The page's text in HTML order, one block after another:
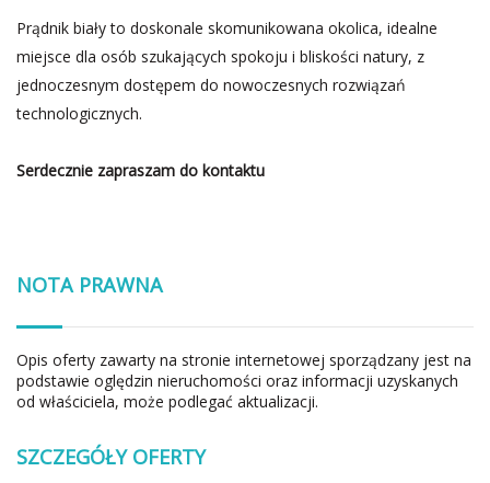
Prądnik biały to doskonale skomunikowana okolica, idealne
miejsce dla osób szukających spokoju i bliskości natury, z
jednoczesnym dostępem do nowoczesnych rozwiązań
technologicznych.
Serdecznie zapraszam do kontaktu
NOTA PRAWNA
Opis oferty zawarty na stronie internetowej sporządzany jest na
podstawie oględzin nieruchomości oraz informacji uzyskanych
od właściciela, może podlegać aktualizacji.
SZCZEGÓŁY OFERTY